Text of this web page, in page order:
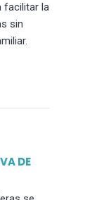
facilitar la
sin
DE